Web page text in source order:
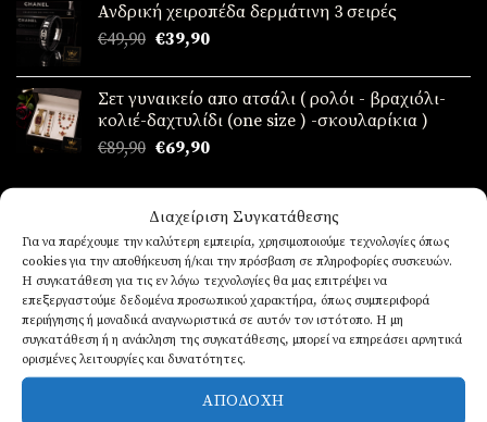
Διαχείριση Συγκατάθεσης
Για να παρέχουμε την καλύτερη εμπειρία, χρησιμοποιούμε τεχνολογίες όπως
cookies για την αποθήκευση ή/και την πρόσβαση σε πληροφορίες συσκευών.
Η συγκατάθεση για τις εν λόγω τεχνολογίες θα μας επιτρέψει να
επεξεργαστούμε δεδομένα προσωπικού χαρακτήρα, όπως συμπεριφορά
περιήγησης ή μοναδικά αναγνωριστικά σε αυτόν τον ιστότοπο. Η μη
συγκατάθεση ή η ανάκληση της συγκατάθεσης, μπορεί να επηρεάσει αρνητικά
ορισμένες λειτουργίες και δυνατότητες.
ΑΠΟΔΟΧΉ
€49,90.είναι:
€39,90.
Ανδρική χειροπέδα δερμάτινη 3 σειρές
€49,90 Original
was:
€49,90.
€39,90Η
τιμή
είναι:
€39,90.
Σετ γυναικείο απο ατσάλι ( ρολόι - βραχιόλι-
κολιέ-δαχτυλίδι (one size ) -σκουλαρίκια )
€89,90 Original
was:
€89,90.
€69,90Η
τιμή
είναι:
€69,90.
Ανδρικό Πορτοφόλι
€19,90
Ρολόι ανδρικό από ατσάλι